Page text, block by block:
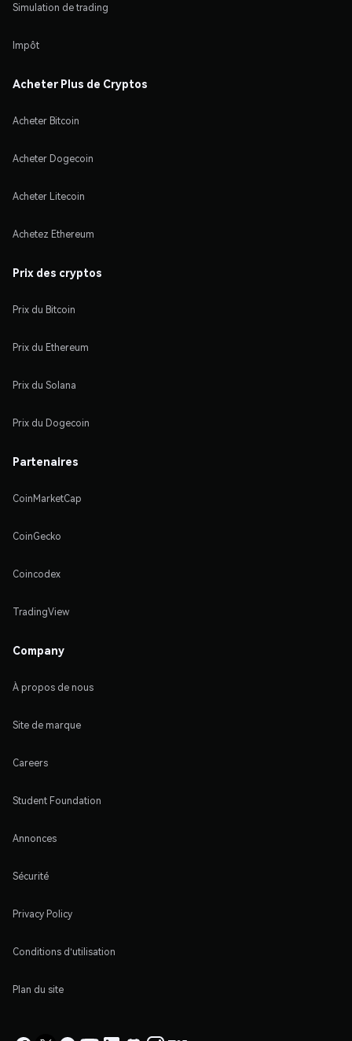
Simulation de trading
Impôt
Acheter Plus de Cryptos
Acheter Bitcoin
Acheter Dogecoin
Acheter Litecoin
Achetez Ethereum
Prix des cryptos
Prix du Bitcoin
Prix du Ethereum
Prix du Solana
Prix du Dogecoin
Partenaires
CoinMarketCap
CoinGecko
Coincodex
TradingView
Company
À propos de nous
Site de marque
Careers
Student Foundation
Annonces
Sécurité
Privacy Policy
Conditions d'utilisation
Plan du site